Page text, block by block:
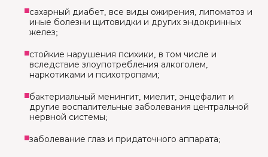
сахарный диабет, все виды ожирения, липоматоз и
иные болезни щитовидки и других эндокринных
желез;
стойкие нарушения психики, в том числе и
вследствие злоупотребления алкоголем,
наркотиками и психотропами;
бактериальный менингит, миелит, энцефалит и
другие воспалительные заболевания центральной
нервной системы;
заболевание глаз и придаточного аппарата;